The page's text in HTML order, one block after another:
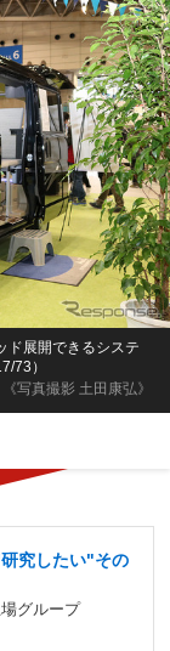
《写真撮影 土田康弘》
ド展開できるシステ
73）
究したい"その
グループ